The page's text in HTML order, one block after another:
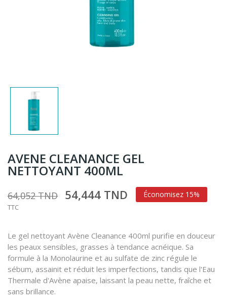
AVENE CLEANANCE GEL
NETTOYANT 400ML
64,052 TND 54,444 TND Économisez 15%
TTC
Le gel nettoyant Avène Cleanance 400ml purifie en douceur
les peaux sensibles, grasses à tendance acnéique. Sa
formule à la Monolaurine et au sulfate de zinc régule le
sébum, assainit et réduit les imperfections, tandis que l'Eau
Thermale d'Avène apaise, laissant la peau nette, fraîche et
sans brillance.